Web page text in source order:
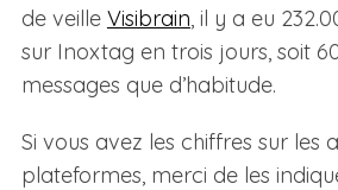
de veille Visibrain, il y a eu
sur Inoxtag en trois jours, soit
messages que d’habitude.
Si vous avez les chiffres sur les
plateformes, merci de les